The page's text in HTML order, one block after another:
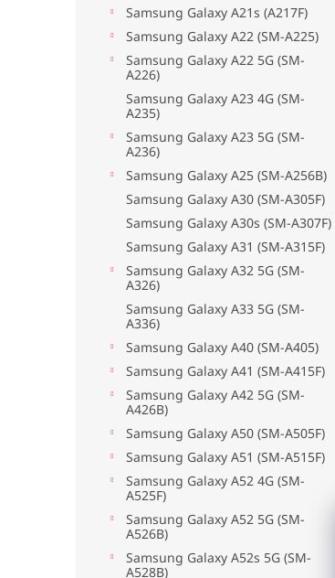
Samsung Galaxy A21s (A217F)
Samsung Galaxy A22 (SM-A225)
Samsung Galaxy A22 5G (SM-
A226)
Samsung Galaxy A23 4G (SM-
A235)
Samsung Galaxy A23 5G (SM-
A236)
Samsung Galaxy A25 (SM-A256B)
Samsung Galaxy A30 (SM-A305F)
Samsung Galaxy A30s (SM-A307F)
Samsung Galaxy A31 (SM-A315F)
Samsung Galaxy A32 5G (SM-
A326)
Samsung Galaxy A33 5G (SM-
A336)
Samsung Galaxy A40 (SM-A405)
Samsung Galaxy A41 (SM-A415F)
Samsung Galaxy A42 5G (SM-
A426B)
Samsung Galaxy A50 (SM-A505F)
Samsung Galaxy A51 (SM-A515F)
Samsung Galaxy A52 4G (SM-
A525F)
Samsung Galaxy A52 5G (SM-
A526B)
Samsung Galaxy A52s 5G (SM-
A528B)